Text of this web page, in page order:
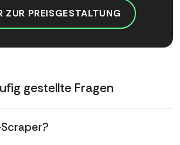
ZUR PREISGESTALTUNG
gestellte Fragen